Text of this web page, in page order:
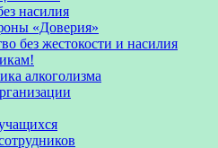
насилия
«Доверия»
без жестокости и насилия
алкоголизма